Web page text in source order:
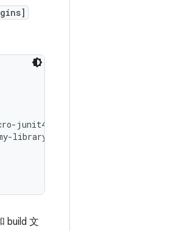
junit4", version.ref = "androidx-
library" }
build 文